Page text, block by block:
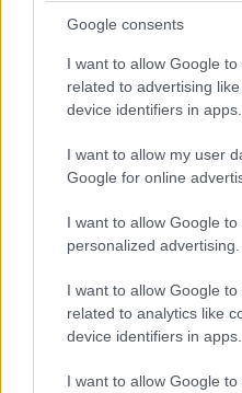
Google consents
I want to allow Google
related to advertising
device identifiers in apps.
I want to allow my user
Google for online
I want to allow Google to
personalized advertising.
I want to allow Google
related to analytics like
device identifiers in apps.
I want to allow Google
ύποπτης συμπεριφοράς,
Henri Paul και οι
για τους θανάτους της
Φαγέντ. Ο ιατροδικαστής
πιθανότητα το ζευγάρι
λόγω έλλειψης επαρκών
Daily Telegraph: «Αυτά
από το μνημόσυνο της
Ουαλίας … Νομίζω ότι η
έρευνα για τα αίτια του
επίσης λεπτομερή